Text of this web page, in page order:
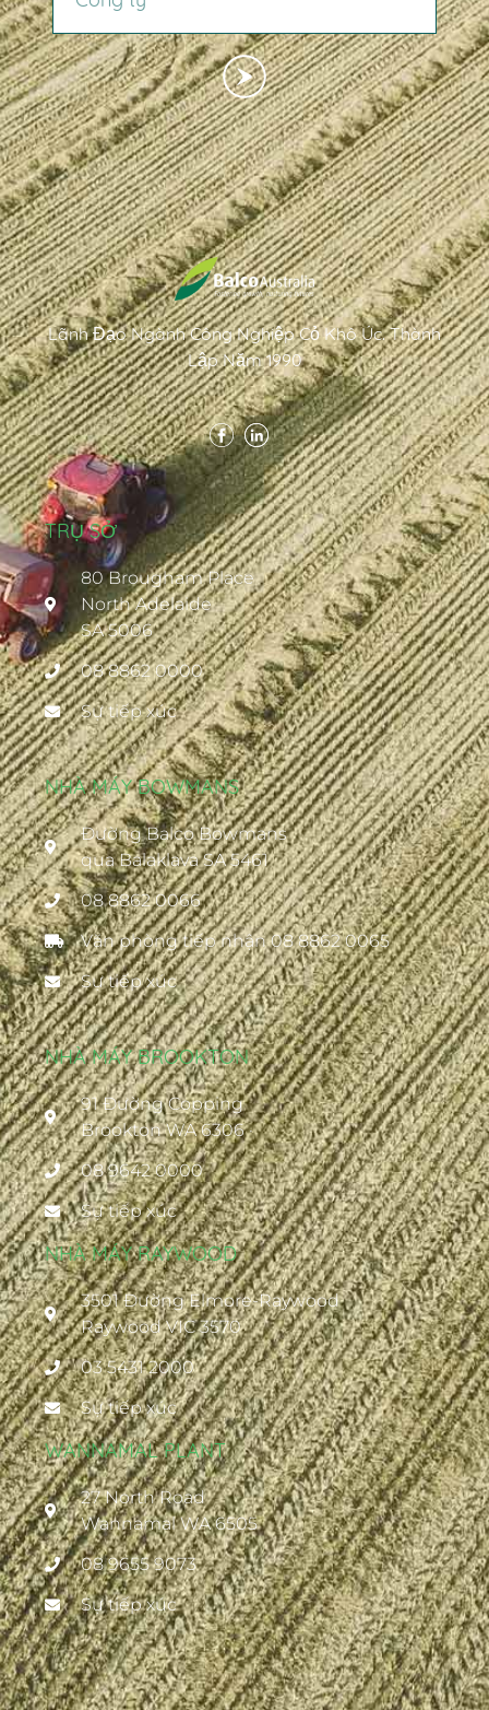
Lãnh Đạo Ngành Công Nghiệp Cỏ Khô Úc. Thành
Lập Năm 1990
TRỤ SỞ
80 Brougham Place
North Adelaide
SA 5006
08 8862 0000
Sự tiếp xúc
NHÀ MÁY BOWMANS
Đường Balco Bowmans
qua Balaklava SA 5461
08 8862 0066
Văn phòng tiếp nhận 08 8862 0065
Sự tiếp xúc
NHÀ MÁY BROOKTON
91 Đường Copping
Brookton WA 6306 ·
08 9642 0000
Sự tiếp xúc
NHÀ MÁY RAYWOOD
3501 Đường Elmore-Raywood
Raywood VIC 3570
03 5431 2000
Sự tiếp xúc
WANNAMAL PLANT
27 North Road
Wannamal WA 6505
08 9655 9073
Sự tiếp xúc